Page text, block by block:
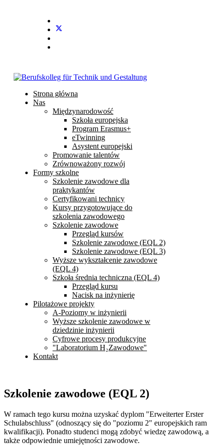
Strona główna
Nas
Międzynarodowość
Szkoła europejska
Program Erasmus+
eTwinning
Asystent europejski
Promowanie talentów
Zrównoważony rozwój
Formy szkolne
Szkolenie zawodowe dla
praktykantów
Certyfikowani technicy
Kursy przygotowujące do
szkolenia zawodowego
Szkolenie zawodowe
Przegląd kursów
Szkolenie zawodowe (EQL 2)
Szkolenie zawodowe (EQL 3)
Wyższe wykształcenie zawodowe
(EQL 4)
Szkoła średnia techniczna (EQL 4)
Przegląd kursu
Nacisk na inżynierię
Pilotażowe projekty
A-Poziomy w inżynierii
Wyższe szkolenie zawodowe w
dziedzinie inżynierii
Cyfrowe procesy produkcyjne
"Laboratorium H₂Zawodowe"
Kontakt
Szkolenie zawodowe (EQL 2)
W ramach tego kursu można uzyskać dyplom "Erweiterter Erster
Schulabschluss" (odnoszący się do "poziomu 2" europejskich ram
kwalifikacji). Ponadto studenci mogą zdobyć wiedzę zawodową, a
także odpowiednie umiejętności zawodowe.